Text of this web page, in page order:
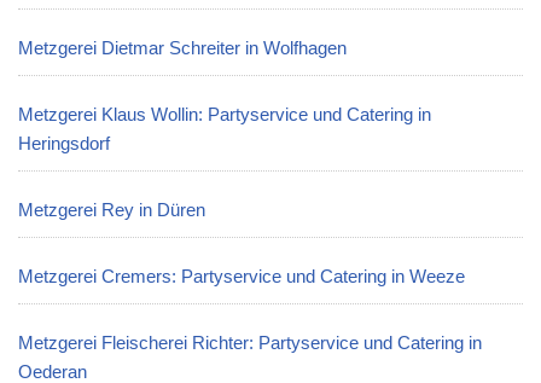
Metzgerei Dietmar Schreiter in Wolfhagen
Metzgerei Klaus Wollin: Partyservice und Catering in
Heringsdorf
Metzgerei Rey in Düren
Metzgerei Cremers: Partyservice und Catering in Weeze
Metzgerei Fleischerei Richter: Partyservice und Catering in
Oederan